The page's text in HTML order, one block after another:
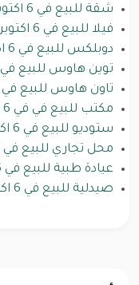
شقة للبيع في 6 اكتوبر
فيلا للبيع في 6 اكتوبر
دوبلكس للبيع في 6 اكتوبر
توين هاوس للبيع في 6 اكتوبر
تاون هاوس للبيع في 6 اكتوبر
مكتب للبيع في في 6 اكتوبر
ستوديو للبيع في 6 اكتوبر
محل تجاري للبيع في 6 اكتوبر
عيادة طبية للبيع في 6 اكتوبر
صيدلية للبيع في 6 اكتوبر